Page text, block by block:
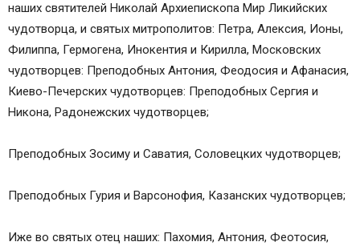
наших святителей Николай Архиепископа Мир Ликийских
чудотворца, и святых митрополитов: Петра, Алексия, Ионы,
Филиппа, Гермогена, Инокентия и Кирилла, Московских
чудотворцев: Преподобных Антония, Феодосия и Афанасия,
Киево-Печерских чудотворцев: Преподобных Сергия и
Никона, Радонежских чудотворцев;
Преподобных Зосиму и Саватия, Соловецких чудотворцев;
Преподобных Гурия и Варсонофия, Казанских чудотворцев;
Иже во святых отец наших: Пахомия, Антония, Феотосия,